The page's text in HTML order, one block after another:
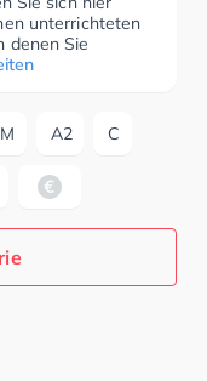
unterrichteten
denen Sie
A2 C